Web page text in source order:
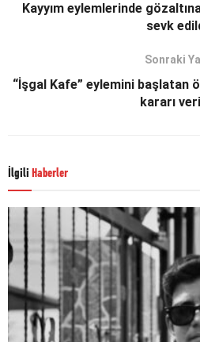
Kayyım eylemlerinde
sevk
Sonraki
“İşgal Kafe” eylemini başlatan
kararı
İlgili Haberler